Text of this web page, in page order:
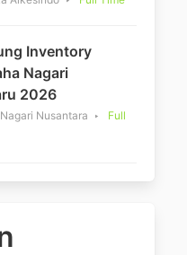
Inventory
Nagari
2026
Nusantara
Full